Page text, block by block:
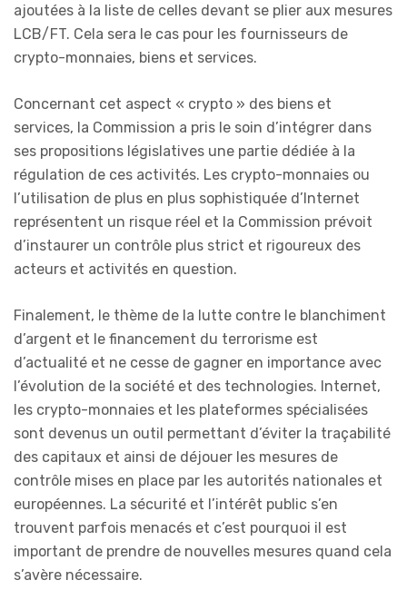
ajoutées à la liste de celles devant se plier aux mesures
LCB/FT. Cela sera le cas pour les fournisseurs de
crypto-monnaies, biens et services.
Concernant cet aspect « crypto » des biens et
services, la Commission a pris le soin d’intégrer dans
ses propositions législatives une partie dédiée à la
régulation de ces activités. Les crypto-monnaies ou
l’utilisation de plus en plus sophistiquée d’Internet
représentent un risque réel et la Commission prévoit
d’instaurer un contrôle plus strict et rigoureux des
acteurs et activités en question.
Finalement, le thème de la lutte contre le blanchiment
d’argent et le financement du terrorisme est
d’actualité et ne cesse de gagner en importance avec
l’évolution de la société et des technologies. Internet,
les crypto-monnaies et les plateformes spécialisées
sont devenus un outil permettant d’éviter la traçabilité
des capitaux et ainsi de déjouer les mesures de
contrôle mises en place par les autorités nationales et
européennes. La sécurité et l’intérêt public s’en
trouvent parfois menacés et c’est pourquoi il est
important de prendre de nouvelles mesures quand cela
s’avère nécessaire.